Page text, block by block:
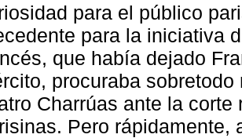
para el público
para la iniciativa
que había dejado
procuraba
Charrúas ante la
Pero rápidamente,